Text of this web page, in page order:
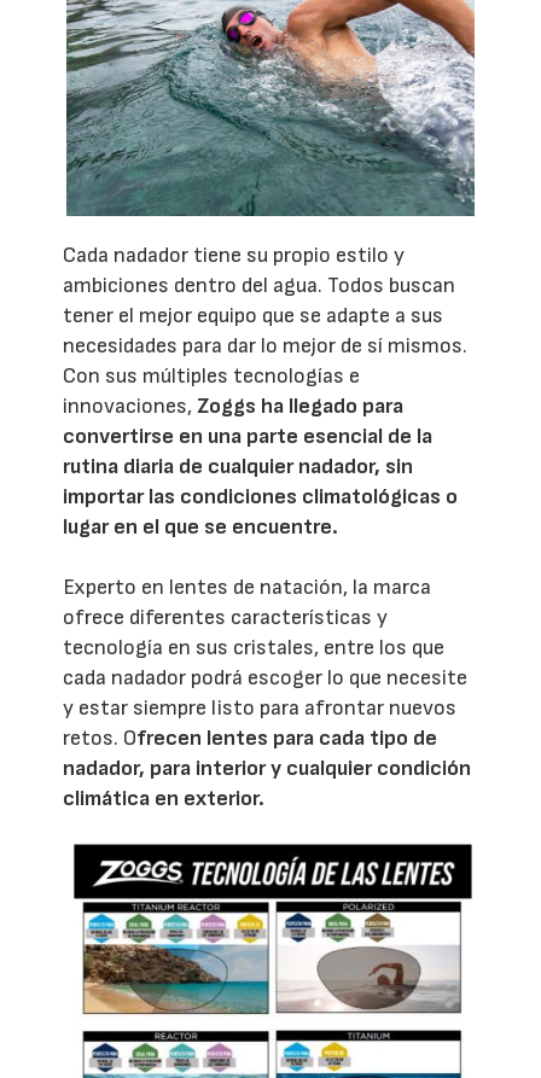
Cada nadador tiene su propio estilo y
ambiciones dentro del agua. Todos buscan
tener el mejor equipo que se adapte a sus
necesidades para dar lo mejor de sí mismos.
Con sus múltiples tecnologías e
innovaciones,Zoggs ha llegado para
convertirse en una parte esencial de la
rutina diaria de cualquier nadador, sin
importar las condiciones climatológicas o
lugar en el que se encuentre.
Experto en lentes de natación, la marca
ofrece diferentes características y
tecnología en sus cristales, entre los que
cada nadador podrá escoger lo que necesite
y estar siempre listo para afrontar nuevos
retos. Ofrecen lentes para cada tipo de
nadador, para interior y cualquier condición
climática en exterior.